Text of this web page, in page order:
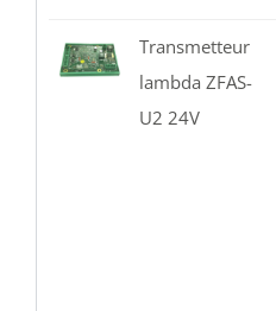
Transmetteur
lambda ZFAS-
U2 24V